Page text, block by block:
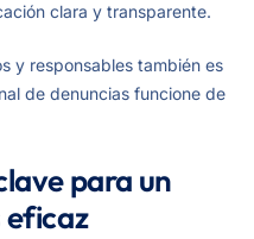
clara y transparente.
y responsables también es
de denuncias funcione de
para un
eficaz